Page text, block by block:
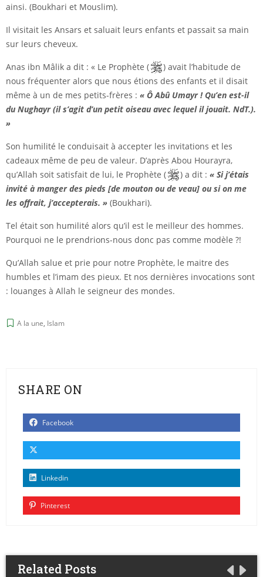
ainsi. (Boukhari et Mouslim).
Il visitait les Ansars et saluait leurs enfants et passait sa main
sur leurs cheveux.
Anas ibn Mâlik a dit : « Le Prophète (
) avait l’habitude de
nous fréquenter alors que nous étions des enfants et il disait
même à un de mes petits-frères : « Ô Abû Umayr ! Qu’en est-il
du Nughayr (il s’agit d’un petit oiseau avec lequel il jouait. NdT.).
»
Son humilité le conduisait à accepter les invitations et les
cadeaux même de peu de valeur. D’après Abou Hourayra,
qu’Allah soit satisfait de lui, le Prophète (
) a dit : « Si j’étais
invité à manger des pieds [de mouton ou de veau] ou si on me
les offrait, j’accepterais. » (Boukhari).
Tel était son humilité alors qu’il est le meilleur des hommes.
Pourquoi ne le prendrions-nous donc pas comme modèle ?!
Qu’Allah salue et prie pour notre Prophète, le maitre des
humbles et l’imam des pieux. Et nos dernières invocations sont
: louanges à Allah le seigneur des mondes.
A la une, Islam
SHARE ON
Facebook
Linkedin
Pinterest
Related Posts